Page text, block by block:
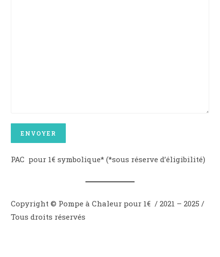
PAC pour 1€ symbolique* (*sous réserve d’éligibilité)
Copyright © Pompe à Chaleur pour 1€ / 2021 – 2025 /
Tous droits réservés